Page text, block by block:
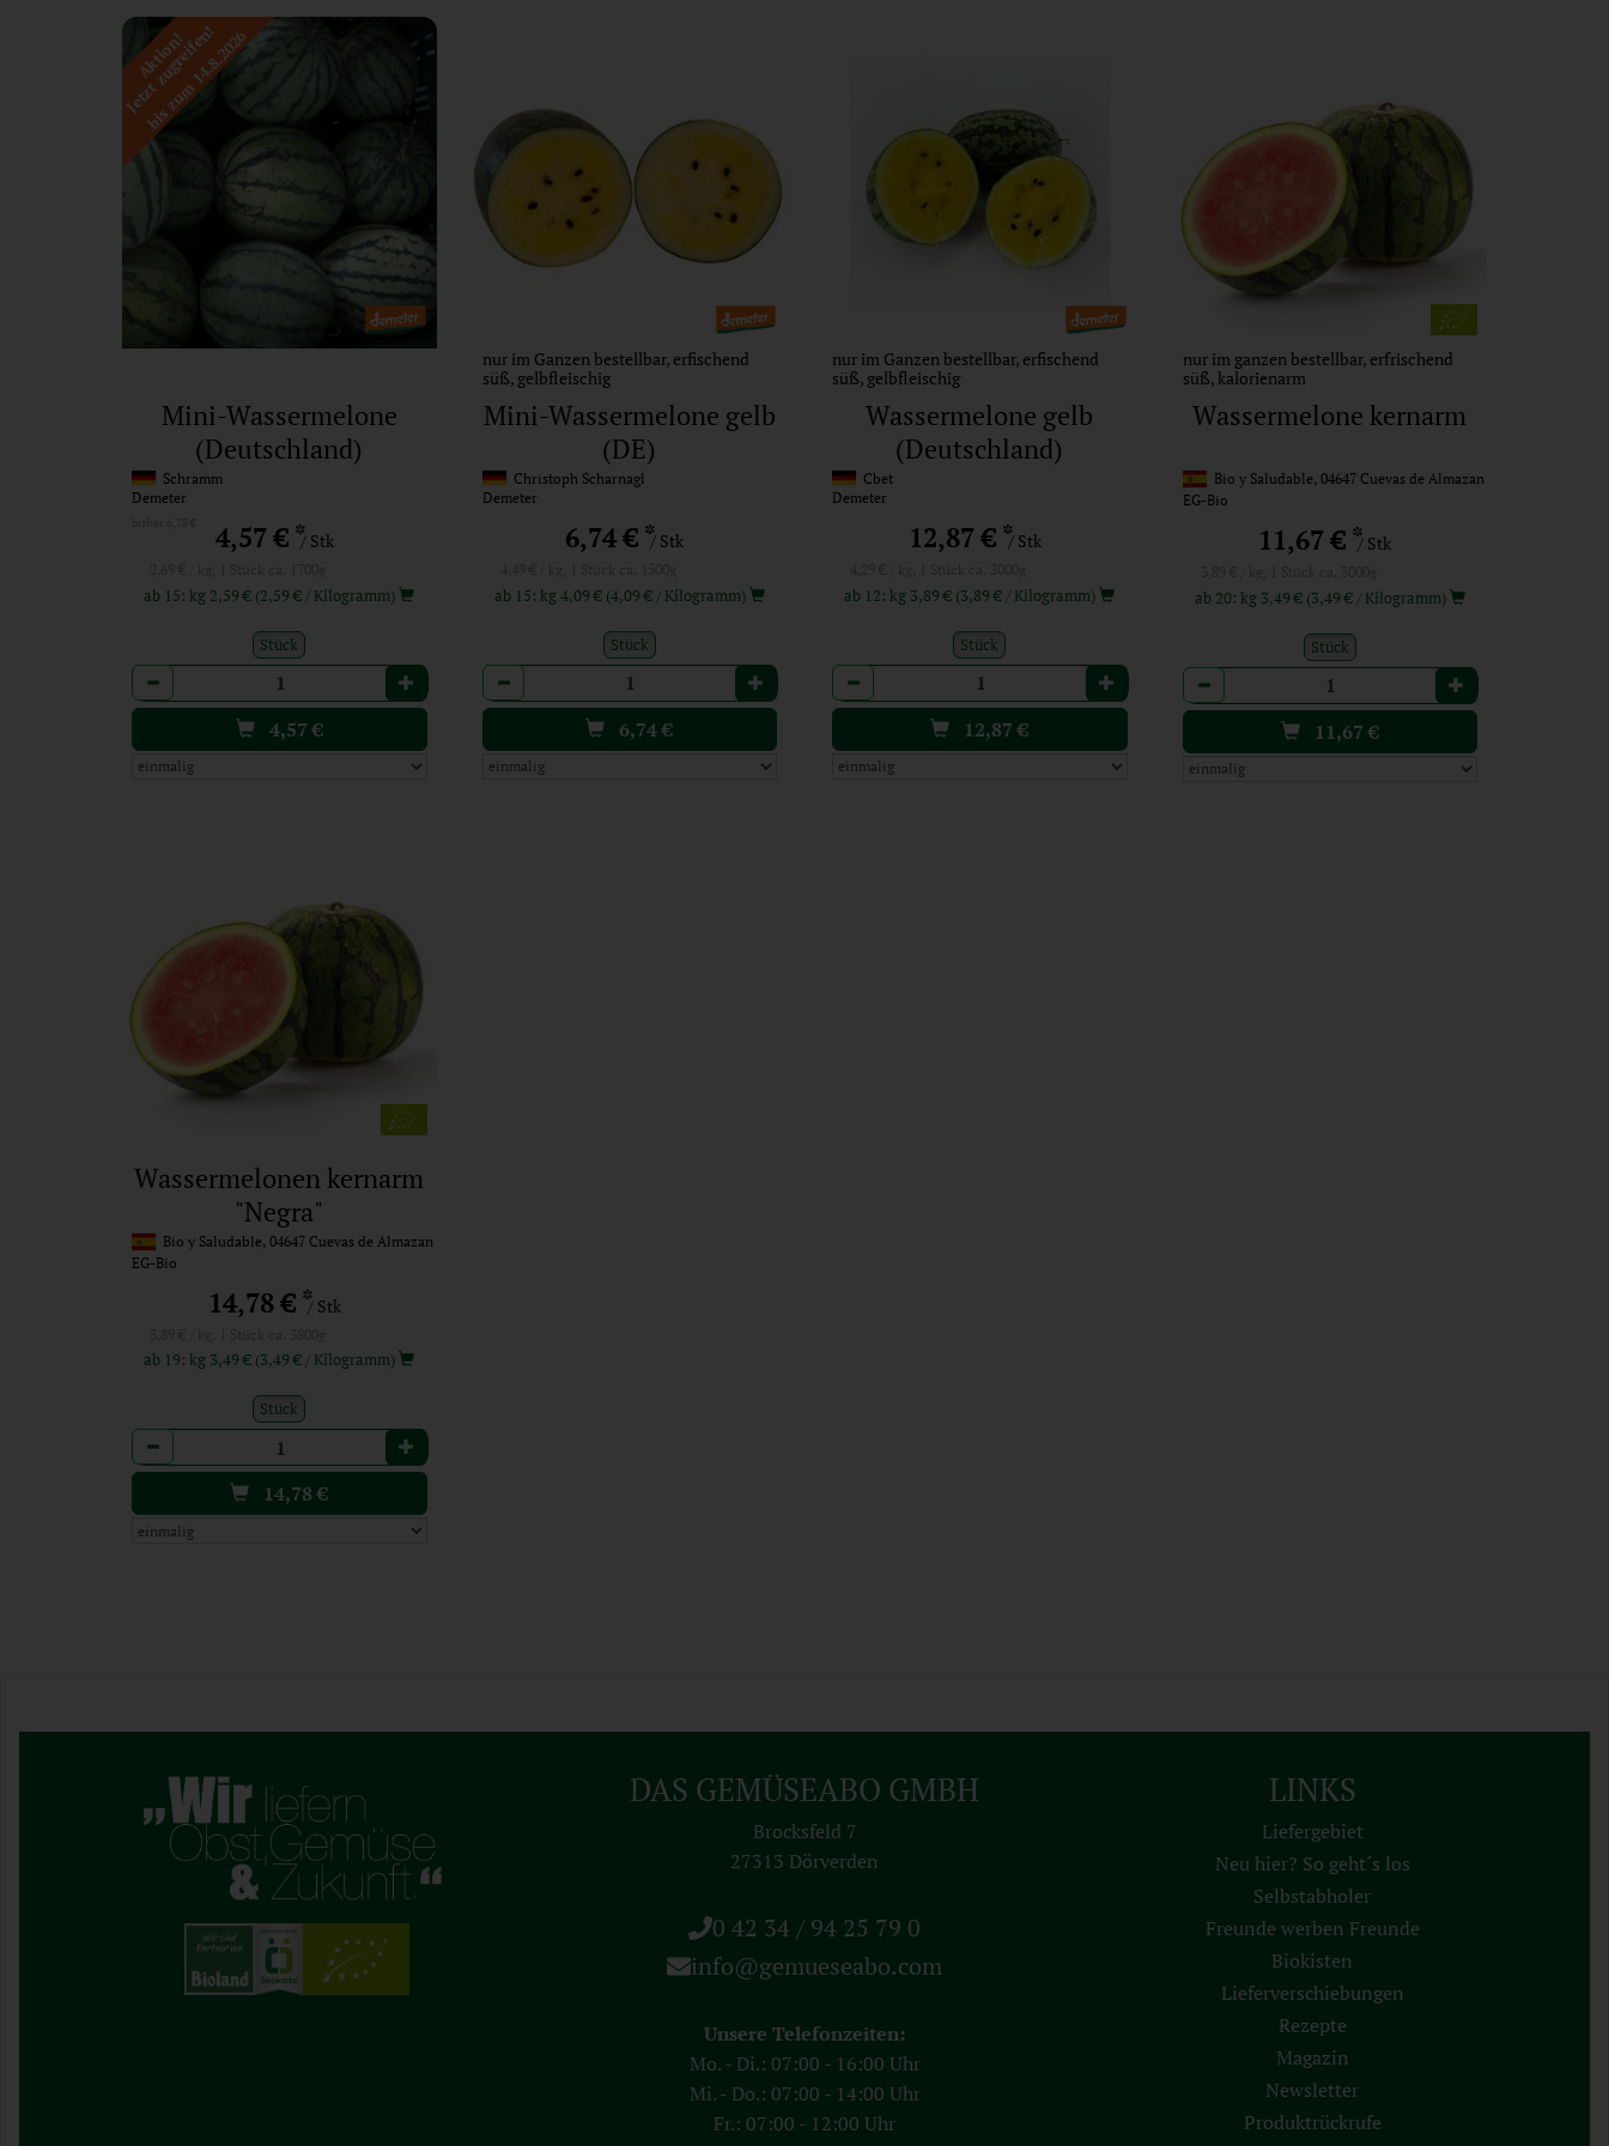
Aktion!
Jetzt zugreifen!
bis zum 14.8.2026
Mini-Wassermelone
(Deutschland)
Schramm
Demeter
4,57 €*/ Stk
ab 15: kg 2,59 € (2,59 € / Kilogramm)
Stück
Anzahl
4,57€
nur im Ganzen bestellbar, erfischend
süß, gelbfleischig
Mini-Wassermelone gelb
(DE)
Christoph Scharnagl
Demeter
6,74 € */ Stk
ab 15: kg 4,09 € (4,09 € / Kilogramm)
Stück
Anzahl
6,74€
nur im Ganzen bestellbar, erfischend
süß, gelbfleischig
Wassermelone gelb
(Deutschland)
Cbet
Demeter
12,87 €*/ Stk
ab 12: kg 3,89 € (3,89 € / Kilogramm)
Stück
Anzahl
12,87€
nur im ganzen bestellbar, erfrischend
süß, kalorienarm
Wassermelone kernarm
Bio y Saludable, 04647 Cuevas de Almazan
EG-Bio
11,67 € */ Stk
ab 20: kg 3,49 € (3,49 € / Kilogramm)
Stück
Anzahl
11,67€
Wassermelonen kernarm
"Negra"
Bio y Saludable, 04647 Cuevas de Almazan
EG-Bio
14,78 €*/ Stk
ab 19: kg 3,49 € (3,49 € / Kilogramm)
Stück
Anzahl
14,78€
DAS GEMÜSEABO GMBH
Brocksfeld 7
27313 Dörverden
0 42 34 / 94 25 79 0
info@gemueseabo.com
Unsere Telefonzeiten:
Mo. - Di.: 07:00 - 16:00 Uhr
Mi. - Do.: 07:00 - 14:00 Uhr
Fr.: 07:00 - 12:00 Uhr
LINKS
Liefergebiet
Neu hier? So geht´s los
Selbstabholer
Freunde werben Freunde
Biokisten
Lieferverschiebungen
Rezepte
Magazin
Newsletter
Produktrückrufe